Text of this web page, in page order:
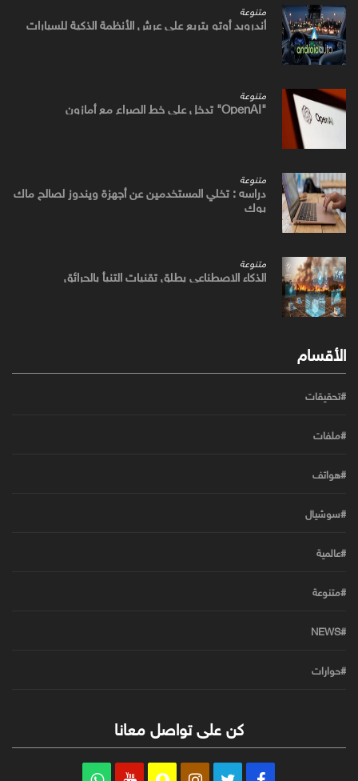
متنوعة
أندرويد أوتو يتربع علي عرش الأنظمة الذكية للسيارات
متنوعة
"OpenAI" تدخل علي خط الصراع مع أمازون
متنوعة
دراسه : تخلي المستخدمين عن أجهزة ويندوز لصالح ماك
بوك
متنوعة
الذكاء الاصطناعي يطلق تقنيات التنبأ بالحرائق
الأقسام
#تحقيقات
#ملفات
#هواتف
#سوشيال
#عالمية
#متنوعة
#NEWS
#حوارات
كن على تواصل معانا